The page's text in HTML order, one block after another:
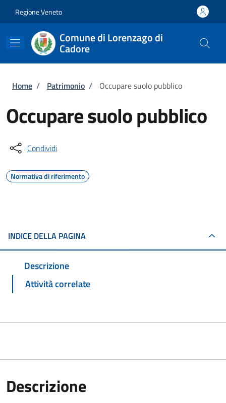
Regione Veneto
Comune di Lorenzago di
Cadore
Briciole di pane
Home / Patrimonio / Occupare suolo pubblico
Occupare suolo pubblico
Condividi
Normativa di riferimento
INDICE DELLA PAGINA
Descrizione
Attività correlate
Descrizione